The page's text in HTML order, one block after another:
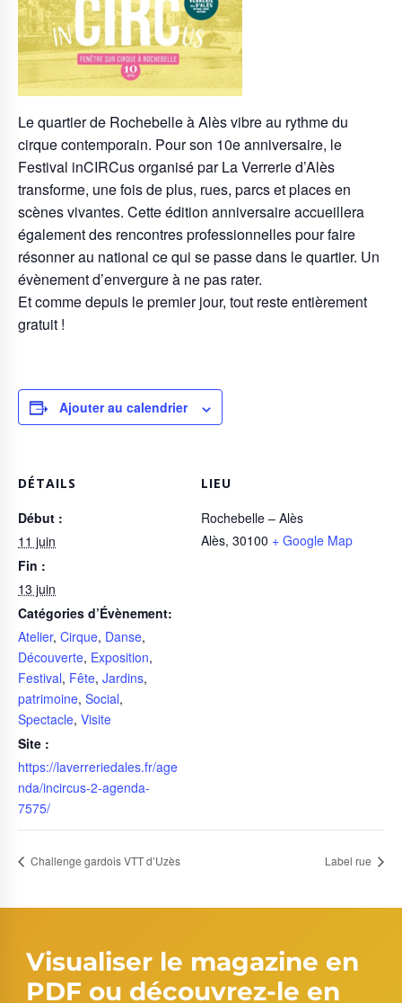
Le quartier de Rochebelle à Alès vibre au rythme du
cirque contemporain. Pour son 10e anniversaire, le
Festival inCIRCus organisé par La Verrerie d’Alès
transforme, une fois de plus, rues, parcs et places en
scènes vivantes. Cette édition anniversaire accueillera
également des rencontres professionnelles pour faire
résonner au national ce qui se passe dans le quartier. Un
évènement d’envergure à ne pas rater.
Et comme depuis le premier jour, tout reste entièrement
gratuit !
Ajouter au calendrier
DÉTAILS
Début :
11 juin
Fin :
13 juin
Catégories d’Évènement:
Atelier, Cirque, Danse,
Découverte, Exposition,
Festival, Fête, Jardins,
patrimoine, Social,
Spectacle, Visite
Site :
https://laverreriedales.fr/age
nda/incircus-2-agenda-
7575/
LIEU
Rochebelle – Alès
Alès, 30100 + Google Map
Challenge gardois VTT d’Uzès Label rue
Visualiser le magazine en
PDF ou découvrez-le en